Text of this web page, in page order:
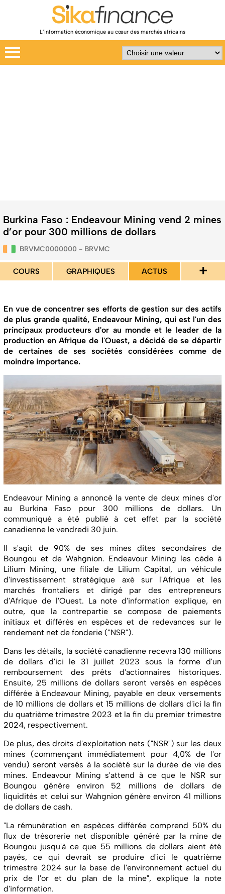
L’information économique au cœur des marchés africains
Burkina Faso : Endeavour Mining vend 2 mines
d’or pour 300 millions de dollars
BRVMC0000000 - BRVMC
COURS GRAPHIQUES ACTUS +
En vue de concentrer ses efforts de gestion sur des actifs
de plus grande qualité, Endeavour Mining, qui est l'un des
principaux producteurs d'or au monde et le leader de la
production en Afrique de l'Ouest, a décidé de se départir
de certaines de ses sociétés considérées comme de
moindre importance.
Endeavour Mining a annoncé la vente de deux mines d'or
au Burkina Faso pour 300 millions de dollars. Un
communiqué a été publié à cet effet par la société
canadienne le vendredi 30 juin.
Il s'agit de 90% de ses mines dites secondaires de
Boungou et de Wahgnion. Endeavour Mining les cède à
Lilium Mining, une filiale de Lilium Capital, un véhicule
d'investissement stratégique axé sur l'Afrique et les
marchés frontaliers et dirigé par des entrepreneurs
d'Afrique de l'Ouest. La note d'information explique, en
outre, que la contrepartie se compose de paiements
initiaux et différés en espèces et de redevances sur le
rendement net de fonderie ("NSR").
Dans les détails, la société canadienne recevra 130 millions
de dollars d'ici le 31 juillet 2023 sous la forme d'un
remboursement des prêts d'actionnaires historiques.
Ensuite, 25 millions de dollars seront versés en espèces
différée à Endeavour Mining, payable en deux versements
de 10 millions de dollars et 15 millions de dollars d'ici la fin
du quatrième trimestre 2023 et la fin du premier trimestre
2024, respectivement.
De plus, des droits d'exploitation nets ("NSR") sur les deux
mines (commençant immédiatement pour 4,0% de l'or
vendu) seront versés à la société sur la durée de vie des
mines. Endeavour Mining s'attend à ce que le NSR sur
Boungou génère environ 52 millions de dollars de
liquidités et celui sur Wahgnion génère environ 41 millions
de dollars de cash.
"La rémunération en espèces différée comprend 50% du
flux de trésorerie net disponible généré par la mine de
Boungou jusqu'à ce que 55 millions de dollars aient été
payés, ce qui devrait se produire d'ici le quatrième
trimestre 2024 sur la base de l'environnement actuel du
prix de l'or et du plan de la mine", explique la note
d'information.